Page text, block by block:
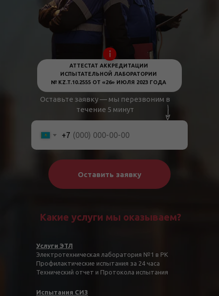
Услуги ЭТЛ
Электротехническая лаборатория №1 в РК
Профилактические испытания за 24 часа
Технический отчет и Протокола испытания
Испытания СИЗ
Какие услуги мы оказываем?
АТТЕСТАТ АККРЕДИТАЦИИ
ИСПЫТАТЕЛЬНОЙ ЛАБОРАТОРИИ
№ KZ.T.10.2555 ОТ «26» ИЮЛЯ 2023 ГОДА
+7
Оставить заявку
Оставьте заявку — мы перезвоним в
течение 5 минут